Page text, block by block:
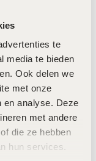
te
media te bieden
Ook delen we
met onze
en analyse. Deze
met andere
die ze hebben
hun services.
de
te